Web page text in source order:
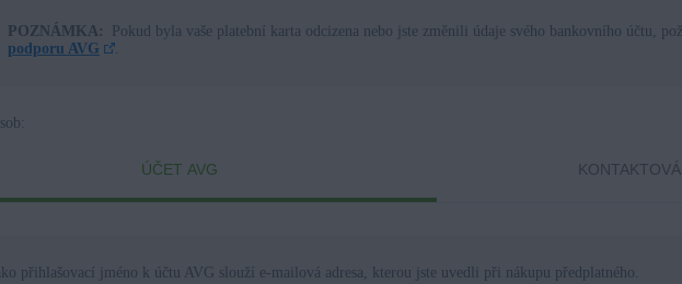
POZNÁMKA:
Pokud byla vaše platební karta odcizena nebo jste změnili údaje svého bankovního účtu,
podporu AVG
.
ÚČET AVG
přihlašovací jméno k účtu AVG slouží e-mailová adresa, kterou jste uvedli při nákupu předplatného.